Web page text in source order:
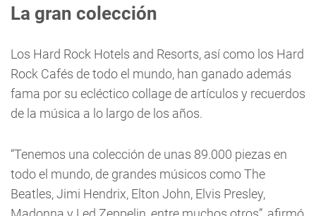
La gran colección
Los Hard Rock Hotels and Resorts, así como los Hard
Rock Cafés de todo el mundo, han ganado además
fama por su ecléctico collage de artículos y recuerdos
de la música a lo largo de los años.
“Tenemos una colección de unas 89.000 piezas en
todo el mundo, de grandes músicos como The
Beatles, Jimi Hendrix, Elton John, Elvis Presley,